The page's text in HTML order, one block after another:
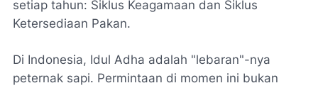
setiap tahun: Siklus Keagamaan dan Siklus
Ketersediaan Pakan.
Di Indonesia, Idul Adha adalah "lebaran"-nya
peternak sapi. Permintaan di momen ini bukan